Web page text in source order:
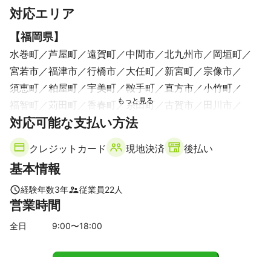
“人として安心できる関わり”を大切にしています。
ご両親のために。
ご家族の健康のために。
そして、毎日がんばっているご自身のために——
夫婦で力を合わせて、
想いを引き継いだスタッフたちが、やさしく丁寧に対応させてい
ただきます。
どうぞ安心して、私たちにお任せくださいね。
これまでの実績
■ 全国経済誌が評価した「人と仕事」
このたび、
経営ビジネス誌アンカー様より取材を受け、
ダンカンさんが直接お話を聞いてくださいました。
取材の中で、
「ここは九州最強ですね」
技術力だけでなく、仕事への向き合い方や人柄まで評価していた
対応エリア
【福岡県】
水巻町 芦屋町 遠賀町 中間市 北九州市
岡垣町
宮若市
福津市 行橋市 大任町 新宮町
宗像市
須恵町
粕屋町 宇美町 鞍手町 直方市
小竹町
福智町
苅田町 香春町 糸田町 古賀市
田川市
久山町
飯塚市 篠栗町 赤村
桂川町
川崎町 添田町
大野城市
筑紫野市 春日市 那珂川市
福岡市
筑前町
糸島市
【佐賀県】
基山町 鳥栖市
対応可能な支払い方法
クレジットカード 現地決済 後払い
基本情報
経験年数3年 従業員22人
営業時間
全日 9:00〜18:00